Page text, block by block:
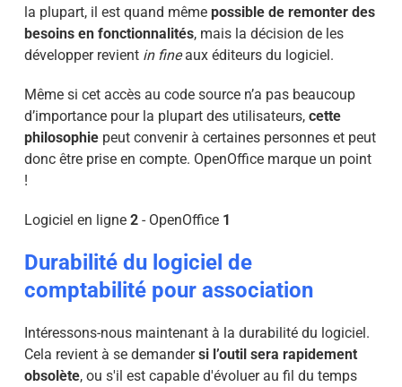
la plupart, il est quand même possible de remonter des
besoins en fonctionnalités, mais la décision de les
développer revient in fineaux éditeurs du logiciel.
Même si cet accès au code source n’a pas beaucoup
d’importance pour la plupart des utilisateurs, cette
philosophiepeut convenir à certaines personnes et peut
donc être prise en compte. OpenOffice marque un point
!
Logiciel en ligne 2- OpenOffice 1
Durabilité du logiciel de
comptabilité pour association
Intéressons-nous maintenant à la durabilité du logiciel.
Cela revient à se demandersi l’outil sera rapidement
obsolète, ou s'il est capable d'évoluer au fil du temps